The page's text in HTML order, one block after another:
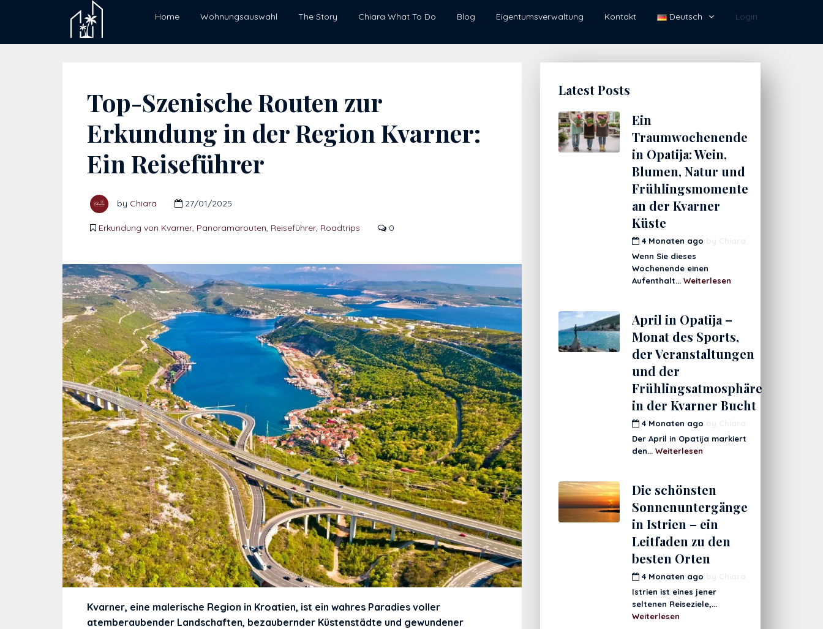
Home Wohnungsauswahl The Story Chiara What To Do Blog Eigentumsverwaltung Kontakt Deutsch Login
Top-Szenische Routen zur
Erkundung in der Region Kvarner:
Ein Reiseführer
by Chiara 27/01/2025
Erkundung von Kvarner, Panoramarouten, Reiseführer, Roadtrips 0
Kvarner, eine malerische Region in Kroatien, ist ein wahres Paradies voller
atemberaubender Landschaften, bezaubernder Küstenstädte und gewundener
Latest Posts
Ein
Traumwochenende
in Opatija: Wein,
Blumen, Natur und
Frühlingsmomente
an der Kvarner
Küste
4 Monaten ago
Wenn Sie dieses
Wochenende einen
Aufenthalt... Weiterlesen
April in Opatija –
Monat des Sports,
der Veranstaltungen
und der
Frühlingsatmosphäre
in der Kvarner Bucht
4 Monaten ago
Der April in Opatija markiert
den... Weiterlesen
Die schönsten
Sonnenuntergänge
in Istrien – ein
Leitfaden zu den
besten Orten
4 Monaten ago
Istrien ist eines jener
seltenen Reiseziele,...
Weiterlesen